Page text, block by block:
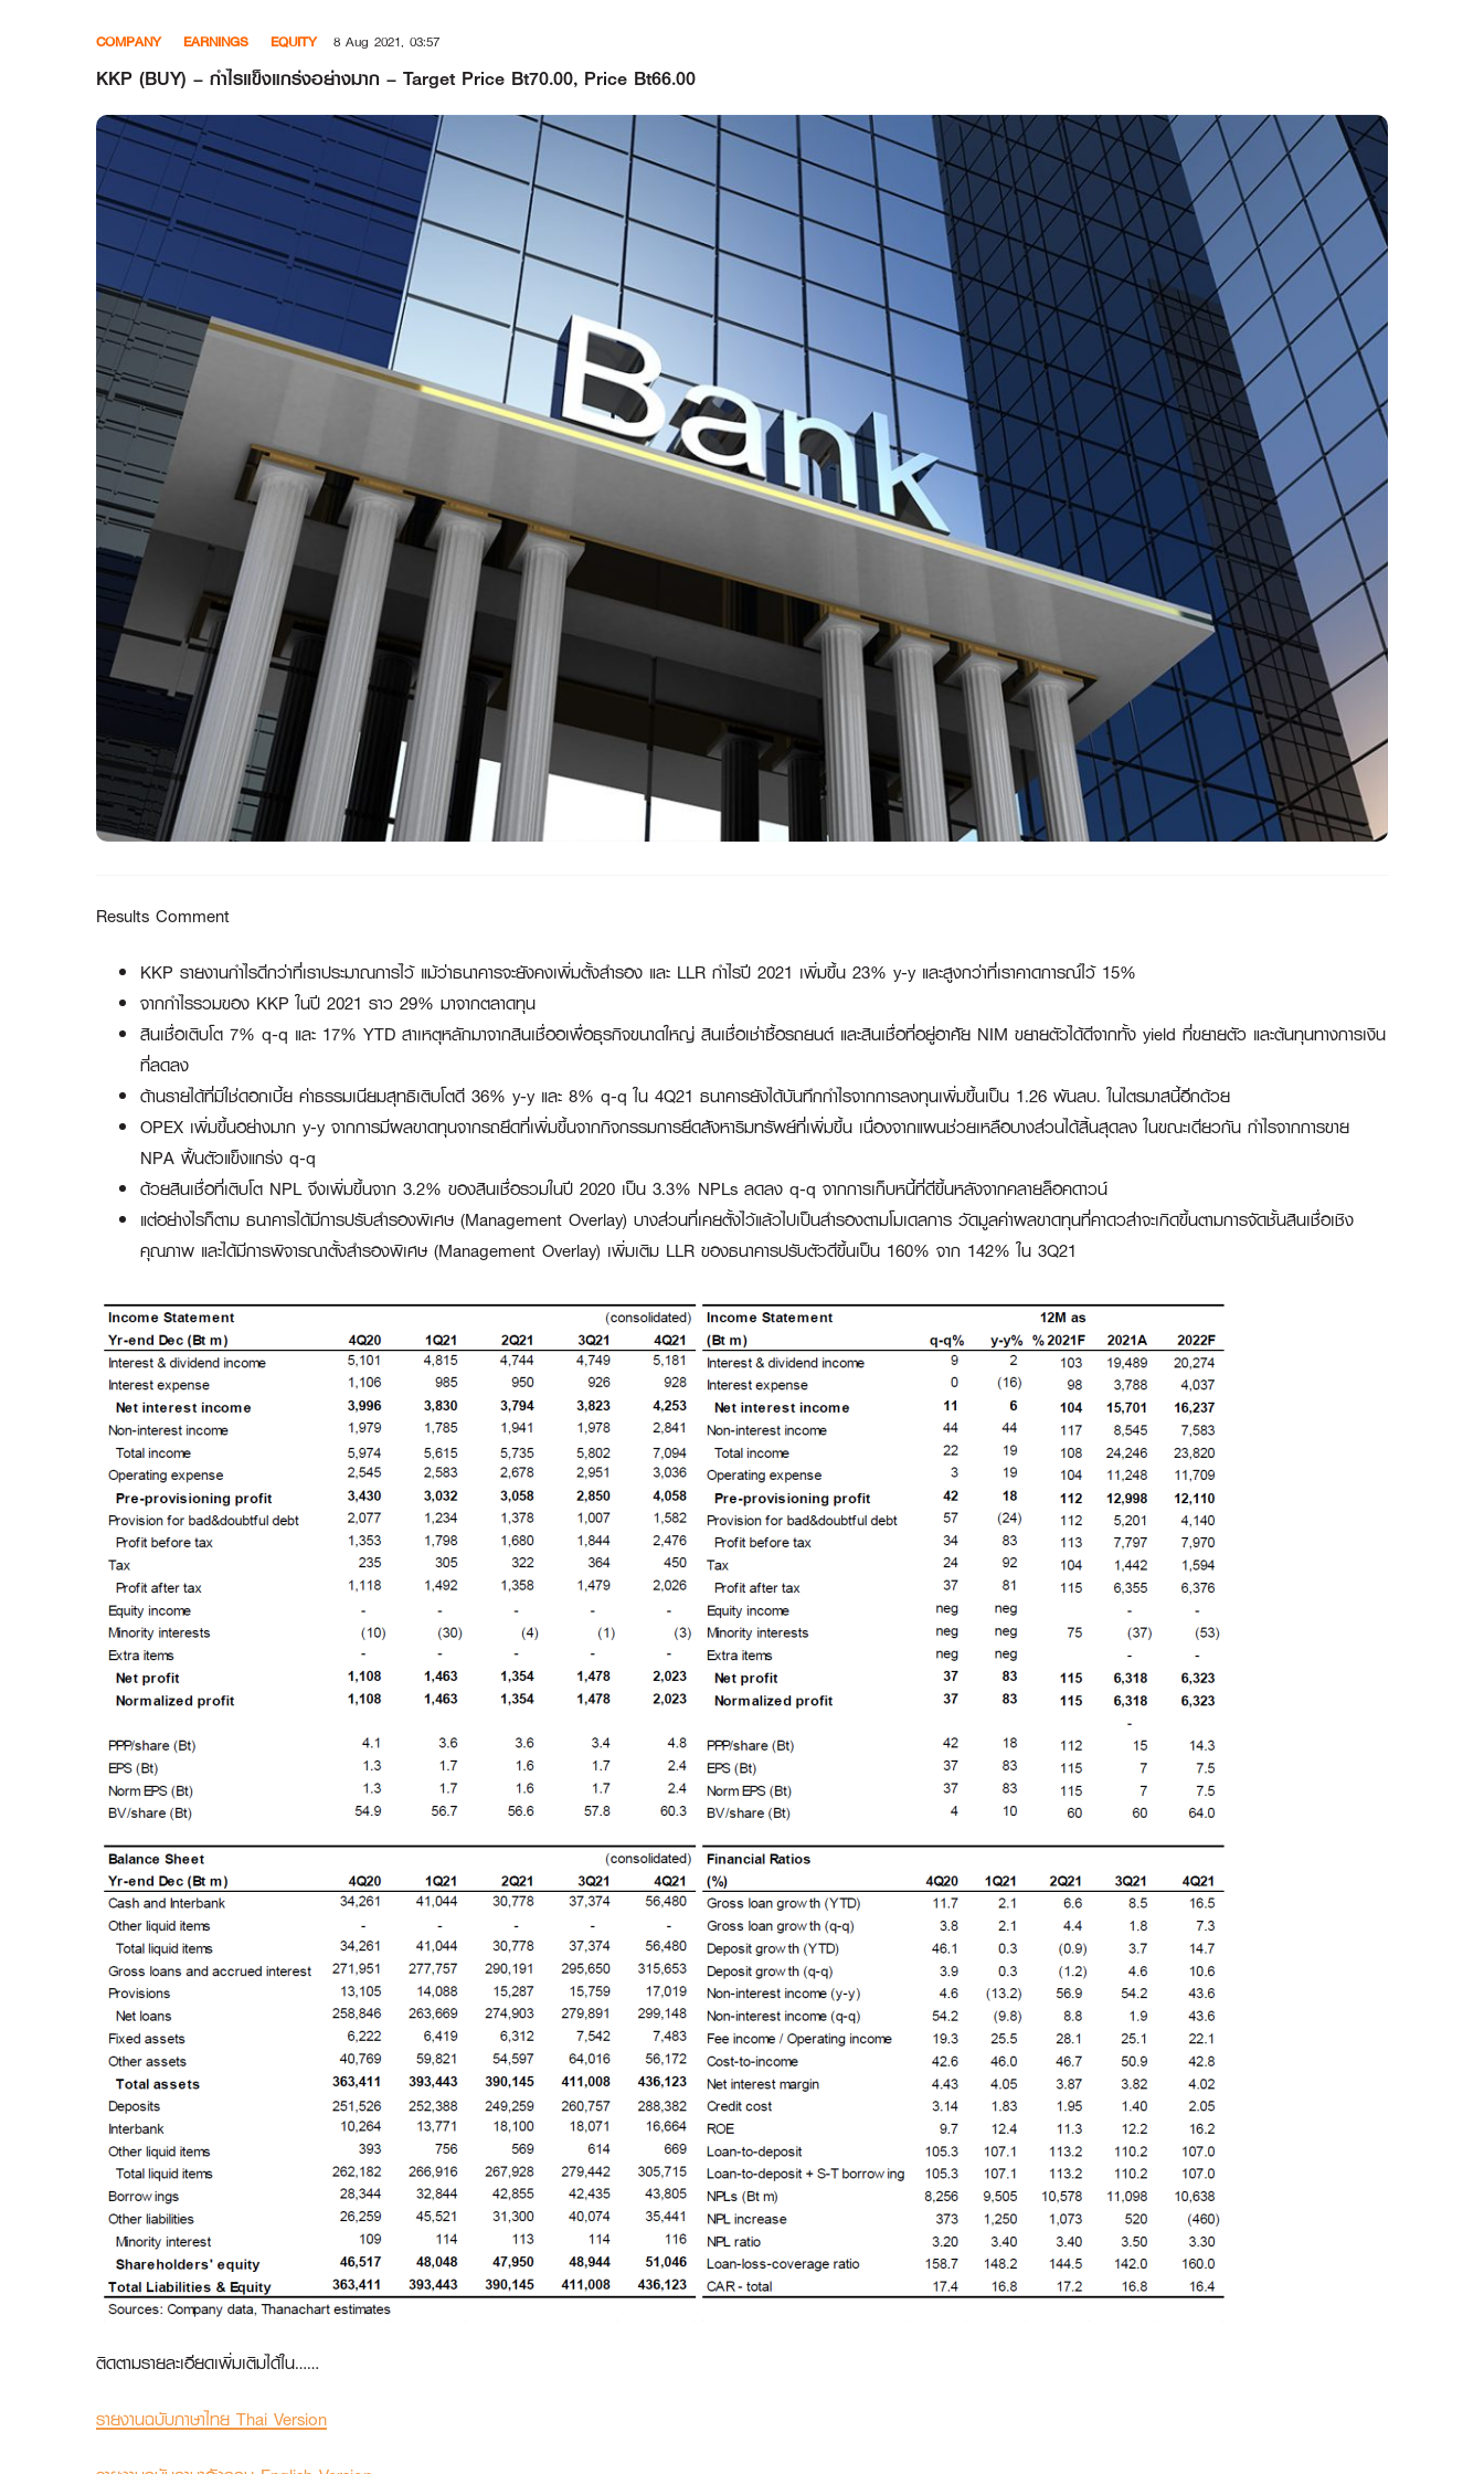
COMPANY EARNINGS EQUITY 8 Aug 2021, 03:57
KKP (BUY) – กำไรแข็งแกร่งอย่างมาก – Target Price Bt70.00, Price Bt66.00
Results Comment
KKP รายงานกำไรดีกว่าที่เราประมาณการไว้ แม้ว่าธนาคารจะยังคงเพิ่มตั้งสำรอง และ LLR กำไรปี 2021 เพิ่มขึ้น 23% y-y และสูงกว่าที่เราคาดการณ์ไว้ 15%
จากกำไรรวมของ KKP ในปี 2021 ราว 29% มาจากตลาดทุน
สินเชื่อเติบโต 7% q-q และ 17% YTD สาเหตุหลักมาจากสินเชื่ออเพื่อธุรกิจขนาดใหญ่ สินเชื่อเช่าซื้อรถยนต์ และสินเชื่อที่อยู่อาศัย NIM ขยายตัวได้ดีจากทั้ง yield ที่ขยายตัว และต้นทุนทางการเงิน
ที่ลดลง
ด้านรายได้ที่มิใช่ดอกเบี้ย ค่าธรรมเนียมสุทธิเติบโตดี 36% y-y และ 8% q-q ใน 4Q21 ธนาคารยังได้บันทึกกำไรจากการลงทุนเพิ่มขึ้นเป็น 1.26 พันลบ. ในไตรมาสนี้อีกด้วย
OPEX เพิ่มขึ้นอย่างมาก y-y จากการมีผลขาดทุนจากรถยึดที่เพิ่มขึ้นจากกิจกรรมการยึดสังหาริมทรัพย์ที่เพิ่มขึ้น เนื่องจากแผนช่วยเหลือบางส่วนได้สิ้นสุดลง ในขณะเดียวกัน กำไรจากการขาย
NPA ฟื้นตัวแข็งแกร่ง q-q
ด้วยสินเชื่อที่เติบโต NPL จึงเพิ่มขึ้นจาก 3.2% ของสินเชื่อรวมในปี 2020 เป็น 3.3% NPLs ลดลง q-q จากการเก็บหนี้ที่ดีขึ้นหลังจากคลายล็อคดาวน์
แต่อย่างไรก็ตาม ธนาคารได้มีการปรับสำรองพิเศษ (Management Overlay) บางส่วนที่เคยตั้งไว้แล้วไปเป็นสำรองตามโมเดลการ วัดมูลค่าผลขาดทุนที่คาดวส่าจะเกิดขึ้นตามการจัดชั้นสินเชื่อเชิง
คุณภาพ และได้มีการพิจารณาตั้งสำรองพิเศษ (Management Overlay) เพิ่มเติม LLR ของธนาคารปรับตัวดีขึ้นเป็น 160% จาก 142% ใน 3Q21
ติดตามรายละเอียดเพิ่มเติมได้ใน……
รายงานฉบับภาษาไทย Thai Version